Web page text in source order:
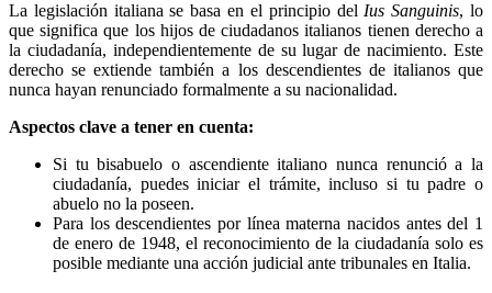
La legislación italiana se basa en el principio delIus Sanguinis, lo
que significa que los hijos de ciudadanos italianos tienen derecho a
la ciudadanía, independientemente de su lugar de nacimiento. Este
derecho se extiende también a los descendientes de italianos que
nunca hayan renunciado formalmente a su nacionalidad.
Aspectos clave a tener en cuenta:
Si tu bisabuelo o ascendiente italiano nunca renunció a la
ciudadanía, puedes iniciar el trámite, incluso si tu padre o
abuelo no la poseen.
Para los descendientes por línea materna nacidos antes del 1
de enero de 1948, el reconocimiento de la ciudadanía solo es
posible mediante una acción judicial ante tribunales en Italia.